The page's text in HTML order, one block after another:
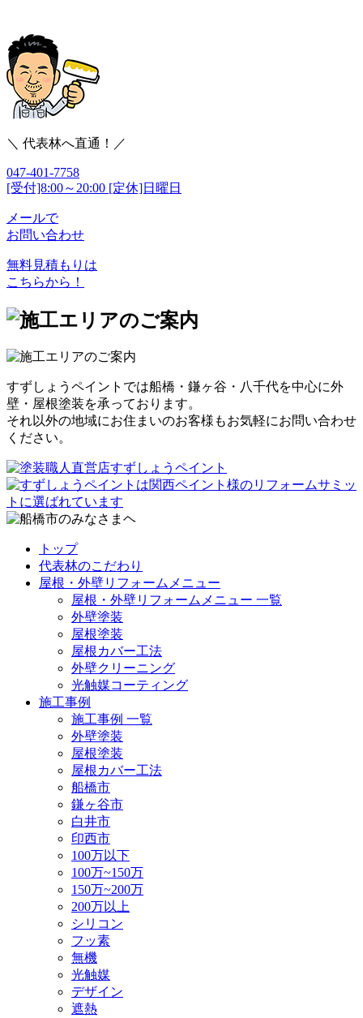
＼ 代表林へ直通！／
047-401-7758
[受付]8:00～20:00 [定休]日曜日
メールで
お問い合わせ
無料見積もりは
こちらから！
すずしょうペイントでは船橋・鎌ヶ谷・八千代を中心に外
壁・屋根塗装を承っております。
それ以外の地域にお住まいのお客様もお気軽にお問い合わせ
ください。
トップ
代表林のこだわり
屋根・外壁リフォームメニュー
屋根・外壁リフォームメニュー 一覧
外壁塗装
屋根塗装
屋根カバー工法
外壁クリーニング
光触媒コーティング
施工事例
施工事例 一覧
外壁塗装
屋根塗装
屋根カバー工法
船橋市
鎌ヶ谷市
白井市
印西市
100万以下
100万~150万
150万~200万
200万以上
シリコン
フッ素
無機
光触媒
デザイン
遮熱